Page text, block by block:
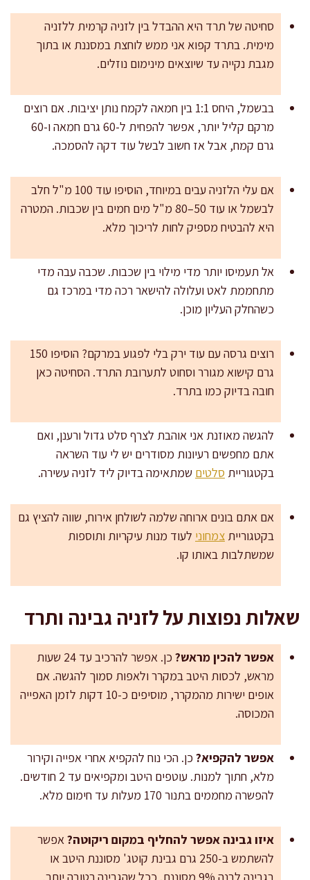
סחיטה של תרד היא ההבדל בין לזניה קרמית ללזניה
מימית. בתרד קפוא אני ממש לוחצת במסננת או בתוך
מגבת נקייה עד שיוצאים מינימום נוזלים.
בבשמל, היחס 1:1 בין חמאה לקמח נותן יציבות. אם רוצים
מרקם קליל יותר, אפשר להפחית ל-60 גרם חמאה ו-60
גרם קמח, אבל אז חשוב לבשל עוד דקה להסמכה.
אם עלי הלזניה עבים במיוחד, הוסיפו עוד 100 מ"ל חלב
לבשמל או עוד 50–80 מ"ל מים חמים בין שכבות. המטרה
היא להבטיח מספיק לחות לריכוך מלא.
אל תעמיסו יותר מדי מילוי בין שכבות. שכבה עבה מדי
מתחממת לאט ועלולה להישאר רכה מדי במרכז גם
כשהחלק העליון מוכן.
רוצים גרסה עם עוד ירק בלי לפגוע במרקם? הוסיפו 150
גרם קישוא מגורר וסחוט לתערובת התרד. הסחיטה כאן
חובה בדיוק כמו בתרד.
להגשה מאוזנת אני אוהבת לצרף סלט גדול ורענן, ואם
אתם מחפשים רעיונות מסודרים יש לי עוד השראה
בקטגוריית סלטים שמתאימה בדיוק ליד לזניה עשירה.
אם אתם בונים ארוחה שלמה לשולחן אירוח, שווה להציץ גם
בקטגוריית צמחוני לעוד מנות עיקריות ותוספות
שמשתלבות באותו קו.
שאלות נפוצות על לזניה גבינה ותרד
אפשר להכין מראש?
כן. אפשר להרכיב עד 24 שעות
מראש, לכסות היטב במקרר ולאפות סמוך להגשה. אם
אופים ישירות מהמקרר, מוסיפים כ-10 דקות לזמן האפייה
המכוסה.
אפשר להקפיא? כן. הכי נוח להקפיא אחרי אפייה וקירור
מלא, חתוך למנות. עוטפים היטב ומקפיאים עד 2 חודשים.
להפשרה מחממים בתנור 170 מעלות עד חימום מלא.
איזו גבינה אפשר להחליף במקום ריקוטה?אפשר
להשתמש ב-250 גרם גבינת קוטג' מסוננת היטב או
בגבינה לבנה 9% מסוננת. ככל שהגבינה רטובה יותר,